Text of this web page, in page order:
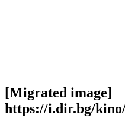
[Migrated image]
https://i.dir.bg/